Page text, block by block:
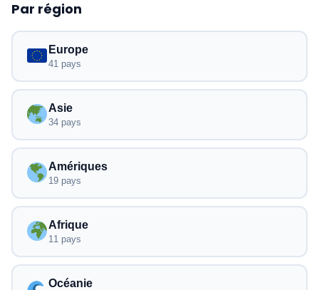
Par région
Europe
41 pays
Asie
34 pays
Amériques
19 pays
Afrique
11 pays
Océanie